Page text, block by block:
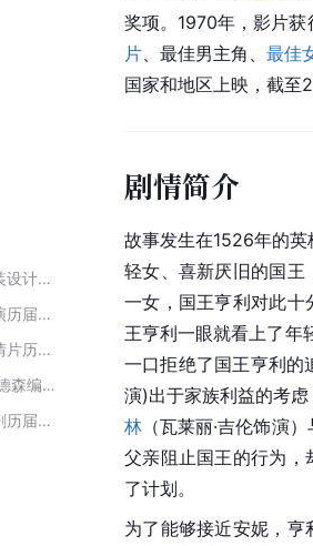
奥斯卡最佳服装设计历届获奖作品
金球奖最佳导演历届获奖作品
金球奖最佳剧情片历届获奖作品
马克斯韦尔·安德森编剧的作品
金球奖最佳编剧历届获奖作品
奖项。1970年，影片获
片 、最佳男主角、最佳
国家和地区上映，截
剧情简介
故事发生在1526年的英
轻女、喜新厌旧的国王
一女，国王亨利对此十
王亨利一眼就看上了年
一口拒绝了国王亨利的
演)出于家族利益的考
林 （瓦莱丽·吉伦饰演
父亲阻止国王的行为，
了计划。
为了能够接近安妮，亨